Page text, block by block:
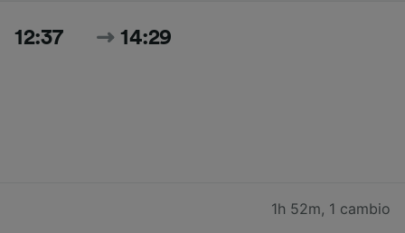
12:37 14:29
1h 52m, 1 cambio